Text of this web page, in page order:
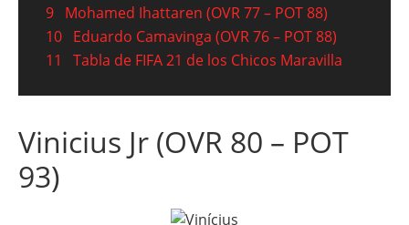
9 Mohamed Ihattaren (OVR 77 – POT 88)
10 Eduardo Camavinga (OVR 76 – POT 88)
11
Tabla de FIFA 21 de los Chicos Maravilla
Vinicius Jr (OVR 80 – POT
93)